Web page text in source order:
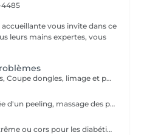
4485
vous invite dans ce
leurs mains expertes, vous
Soin des pieds sans problèmes, Coupe dongles, limage et polissage des ongles, cuticules, peaux cornés
Une beauté des pieds rallongée d'un peeling, massage des pieds et masque très nourrissant Recommandé à toutes les personnes pour une sensation de légèreté des pieds
Ongles incarnés, callosités extrême ou cors pour les diabétiques nous conseillons d'aller chez un(e) podologue!